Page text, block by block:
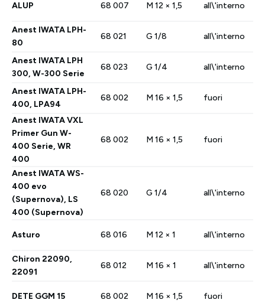
ALUP 68 007 M 12 × 1,5 all\'interno
Anest IWATA LPH-
80
68 021 G 1/8 all\'interno
Anest IWATA LPH
300, W-300 Serie
68 023 G 1/4 all\'interno
Anest IWATA LPH-
400, LPA94
68 002 M 16 × 1,5 fuori
Anest IWATA VXL
Primer Gun W-
400 Serie, WR
400
68 002 M 16 × 1,5 fuori
Anest IWATA WS-
400 evo
(Supernova), LS
400 (Supernova)
68 020 G 1/4 all\'interno
Asturo 68 016 M 12 × 1 all\'interno
Chiron 22090,
22091
68 012 M 16 × 1 all\'interno
DETE GGM 15 68 002 M 16 × 1,5 fuori